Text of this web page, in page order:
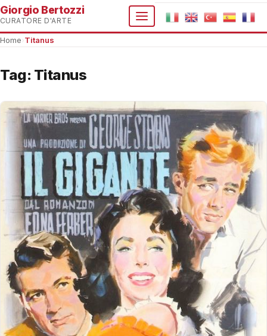
Giorgio Bertozzi
CURATORE D'ARTE
Home Titanus
Tag: Titanus